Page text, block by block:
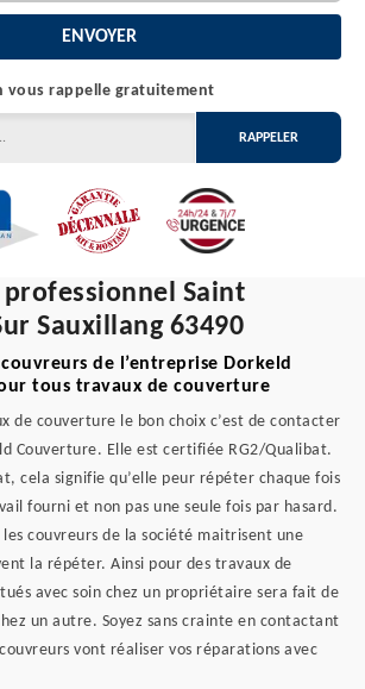
vous rappelle gratuitement
Saint
Sauxillang 63490
de l’entreprise Dorkeld
tous travaux de couverture
de couverture le bon choix c’est de contacter
Couverture. Elle est certifiée RG2/Qualibat.
cela signifie qu’elle peur répéter chaque fois
fourni et non pas une seule fois par hasard.
les couvreurs de la société maitrisent une
la répéter. Ainsi pour des travaux de
avec soin chez un propriétaire sera fait de
un autre. Soyez sans crainte en contactant
vont réaliser vos réparations avec